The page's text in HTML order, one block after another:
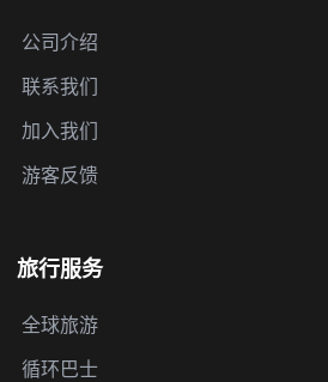
公司介绍
联系我们
加入我们
游客反馈
旅行服务
全球旅游
循环巴士